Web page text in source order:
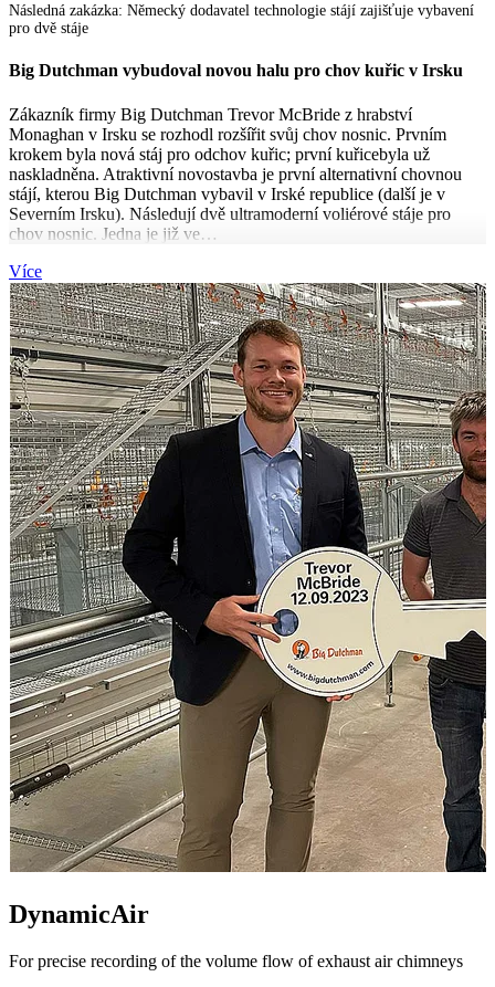
Následná zakázka: Německý dodavatel technologie stájí zajišťuje vybavení
pro dvě stáje
Big Dutchman vybudoval novou halu pro chov kuřic v Irsku
Zákazník firmy Big Dutchman Trevor McBride z hrabství
Monaghan v Irsku se rozhodl rozšířit svůj chov nosnic. Prvním
krokem byla nová stáj pro odchov kuřic; první kuřicebyla už
naskladněna. Atraktivní novostavba je první alternativní chovnou
stájí, kterou Big Dutchman vybavil v Irské republice (další je v
Severním Irsku). Následují dvě ultramoderní voliérové ​​stáje pro
chov nosnic. Jedna je již ve…
Více
DynamicAir
For precise recording of the volume flow of exhaust air chimneys